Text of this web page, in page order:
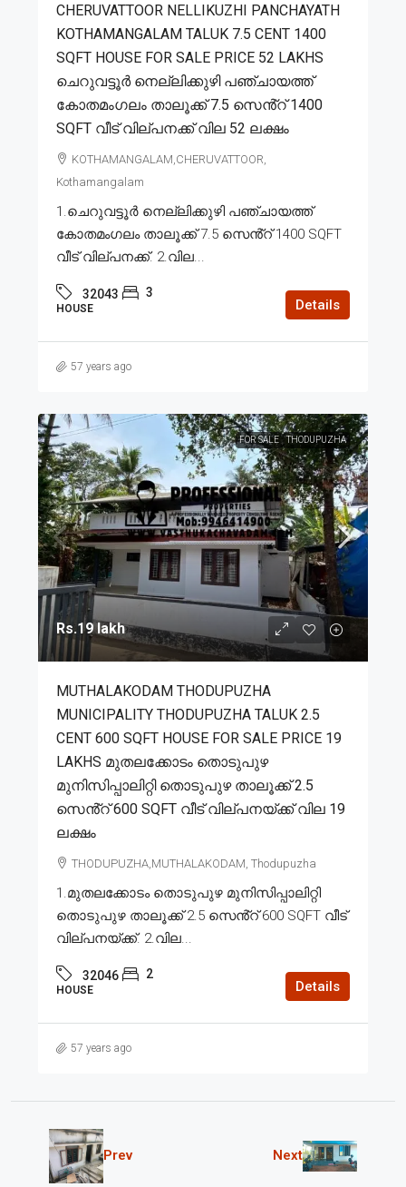
CHERUVATTOOR NELLIKUZHI PANCHAYATH
KOTHAMANGALAM TALUK 7.5 CENT 1400
SQFT HOUSE FOR SALE PRICE 52 LAKHS
ചെറുവട്ടൂർ നെല്ലിക്കുഴി പഞ്ചായത്ത്
കോതമംഗലം താലൂക്ക് 7.5 സെൻ്റ് 1400
SQFT വീട് വില്പനക്ക് വില 52 ലക്ഷം
KOTHAMANGALAM,CHERUVATTOOR,
Kothamangalam
1.ചെറുവട്ടൂർ നെല്ലിക്കുഴി പഞ്ചായത്ത്
കോതമംഗലം താലൂക്ക് 7.5 സെൻ്റ് 1400 SQFT
വീട് വില്പനക്ക്. 2.വില...
32043 3
HOUSE Details
57 years ago
FOR SALE THODUPUZHA
Rs.19 lakh
MUTHALAKODAM THODUPUZHA
MUNICIPALITY THODUPUZHA TALUK 2.5
CENT 600 SQFT HOUSE FOR SALE PRICE 19
LAKHS മുതലക്കോടം തൊടുപുഴ
മുനിസിപ്പാലിറ്റി തൊടുപുഴ താലൂക്ക് 2.5
സെൻ്റ് 600 SQFT വീട് വില്പനയ്ക്ക് വില 19
ലക്ഷം
THODUPUZHA,MUTHALAKODAM, Thodupuzha
1.മുതലക്കോടം തൊടുപുഴ മുനിസിപ്പാലിറ്റി
തൊടുപുഴ താലൂക്ക് 2.5 സെൻ്റ് 600 SQFT വീട്
വില്പനയ്ക്ക്. 2.വില...
32046 2
HOUSE Details
57 years ago
Prev Next